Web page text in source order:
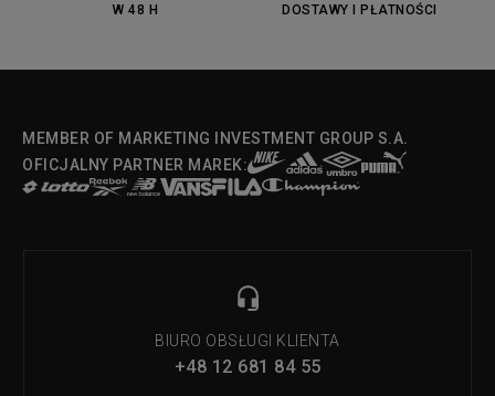
W 48 H
DOSTAWY I PŁATNOŚCI
MEMBER OF MARKETING INVESTMENT GROUP S.A.
OFICJALNY PARTNER MAREK:
BIURO OBSŁUGI KLIENTA
+48 12 681 84 55